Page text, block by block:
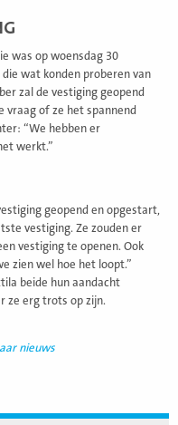
was op woensdag 30
wat konden proberen van
zal de vestiging geopend
vraag of ze het spannend
“We hebben er
werkt.”
geopend en opgestart,
vestiging. Ze zouden er
vestiging te openen. Ook
zien wel hoe het loopt.”
beide hun aandacht
ze erg trots op zijn.
nieuws